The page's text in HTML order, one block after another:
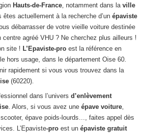
Paris 75 : casse auto avec destruction
77 : casse auto avec destruction
78 : casse auto avec destruction
91 : casse auto avec destruction
92 : casse auto avec destruction
93 : casse auto avec destruction
Hauts-de-France, notamment dans la ville
êtes actuellement à la recherche d’un épaviste
débarrasser de votre vieille voiture destinée
centre agréé VHU ? Ne cherchez plus ailleurs !
site ! L’Epaviste-pro est la référence en
hors usage, dans le département Oise 60.
rapidement si vous vous trouvez dans la
(60220).
dans l’univers d’enlèvement
. Alors, si vous avez une épave voiture,
épave poids-lourds…, faites appel dès
L’Epaviste-pro est un épaviste gratuit